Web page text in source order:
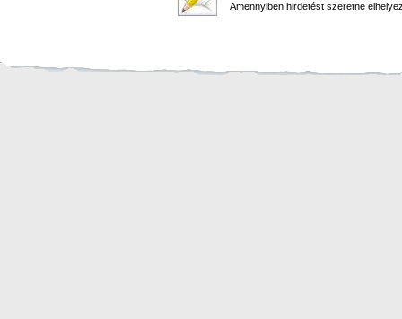
Amennyiben hirdetést szeretne